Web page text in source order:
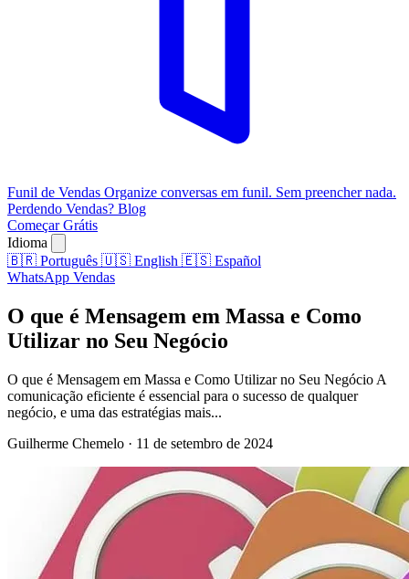
Funil de Vendas Organize conversas em funil. Sem preencher nada.
Perdendo Vendas? Blog
Começar Grátis
Idioma
🇧🇷 Português 🇺🇸 English 🇪🇸 Español
WhatsApp Vendas
O que é Mensagem em Massa e Como
Utilizar no Seu Negócio
O que é Mensagem em Massa e Como Utilizar no Seu Negócio A
comunicação eficiente é essencial para o sucesso de qualquer
negócio, e uma das estratégias mais...
Guilherme Chemelo · 11 de setembro de 2024